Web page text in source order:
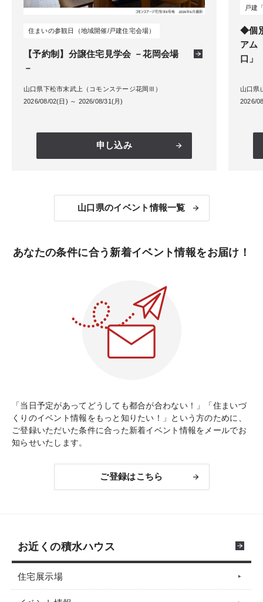
【予約制】分譲住宅見学会 －花岡会場
－
住まいの参観日（地域開催/戸建住宅会場）
山口県下松市末武上（コモンステージ花岡Ⅲ）
2026/08/02(日) ～ 2026/08/31(月)
申し込み
◆個
アム
口」
戸建
山口県
2026/
山口県のイベント情報一覧
あなたの条件に合う新着イベント情報をお届け！
「当日予定があってどうしても都合が合わない！」「住まいづ
くりのイベント情報をもっと知りたい！」という方のために、
ご登録いただいた条件に合った新着イベント情報をメールでお
知らせいたします。
ご登録はこちら
お近くの積水ハウス
住宅展示場